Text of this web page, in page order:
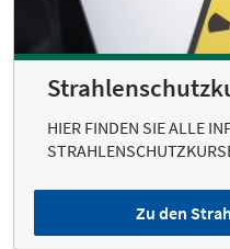
HIER FINDEN SIE ALLE
Zu den